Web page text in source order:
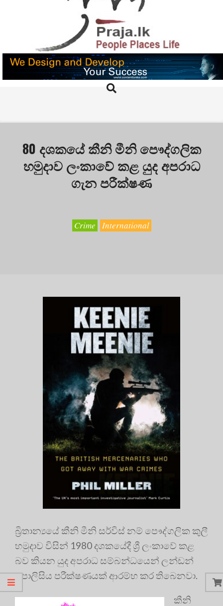
PRAJA.LK
Search
80 දශකයේ කීනි මීනි පෞද්ගලික
හමුදාව ලංකාවේ කළ යුද අපරාධ
ගැන පරීක්ෂණ
Crime International
බ්‍රිතාන්‍යයේ කීනි මීනි සර්විස් නම් පෞද්ගලික කුලී
හමුදාව විසින් 1980 දශකයේදී ශ්‍රී ලංකාවේ කළ
බව කියන යුද අපරාධ සම්බන්ධයෙන් ලන්ඩන්
පොලිසිය පරීක්ෂණයක් ආරම්භ කර තිබෙනවා.
කීනි